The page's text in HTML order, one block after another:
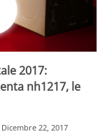
2017:
nh1217, le
Dicembre 22, 2017